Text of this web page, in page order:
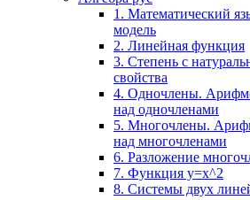
1. Математический
модель
2. Линейная функция
3. Степень с
свойства
4. Одночлены.
над одночленами
5. Многочлены.
над многочленами
6. Разложение
7. Функция y=x^2
8. Системы двух